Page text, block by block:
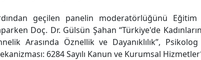
geçilen panelin moderatörlüğünü
Doç. Dr. Gülsün Şahan “Türkiye'de
Arasında Öznellik ve Dayanıklılık”,
6284 Sayılı Kanun ve Kurumsal